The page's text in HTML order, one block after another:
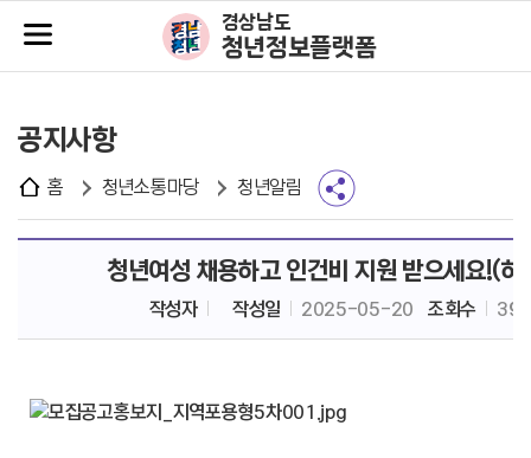
주메뉴바로가기
본문바로가기
경상남도
청년정보플랫폼
공지사항
홈 청년소통마당 청년알림
청년여성 채용하고 인건비 지원 받으세요!(하
작성자 작성일 2025-05-20 조회수 394